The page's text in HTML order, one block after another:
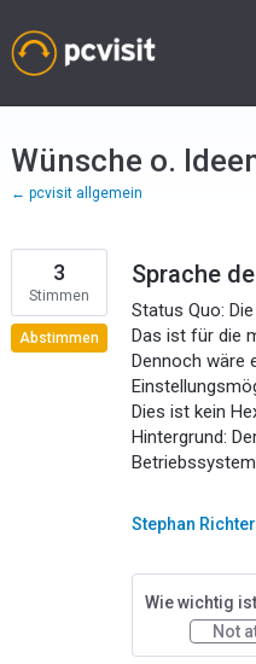
Wünsche o.
← pcvisit allgemein
Sprache
Status Quo:
Das ist für die
Dennoch wäre
Dies ist kein
Hintergrund:
3
Stimmen
Abstimmen
Stephan Richter
Wie wichtig
Not